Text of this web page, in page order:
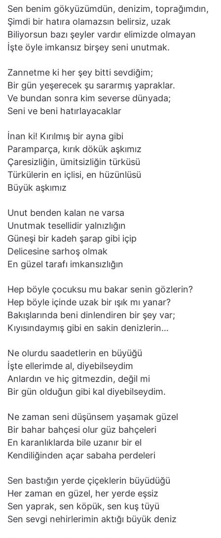
Sen benim gökyüzümdün, denizim, toprağımdın,
Şimdi bir hatıra olamazsın belirsiz, uzak
Biliyorsun bazı şeyler vardır elimizde olmayan
İşte öyle imkansız birşey seni unutmak.
Zannetme ki her şey bitti sevdiğim;
Bir gün yeşerecek şu sararmış yapraklar.
Ve bundan sonra kim severse dünyada;
Seni ve beni hatırlayacaklar
İnan ki! Kırılmış bir ayna gibi
Paramparça, kırık dökük aşkımız
Çaresizliğin, ümitsizliğin türküsü
Türkülerin en içlisi, en hüzünlüsü
Büyük aşkımız
Unut benden kalan ne varsa
Unutmak tesellidir yalnızlığın
Güneşi bir kadeh şarap gibi içip
Delicesine sarhoş olmak
En güzel tarafı imkansızlığın
Hep böyle çocuksu mu bakar senin gözlerin?
Hep böyle içinde uzak bir ışık mı yanar?
Bakışlarında beni dinlendiren bir şey var;
Kıyısındaymış gibi en sakin denizlerin…
Ne olurdu saadetlerin en büyüğü
İşte ellerimde al, diyebilseydim
Anlardın ve hiç gitmezdin, değil mi
Bir gün olduğun gibi kal diyebilseydim.
Ne zaman seni düşünsem yaşamak güzel
Bir bahar bahçesi olur güz bahçeleri
En karanlıklarda bile uzanır bir el
Kendiliğinden açar sabaha perdeleri
Sen bastığın yerde çiçeklerin büyüdüğü
Her zaman en güzel, her yerde eşsiz
Sen yaprak, sen köpük, sen kuş tüyü
Sen sevgi nehirlerimin aktığı büyük deniz